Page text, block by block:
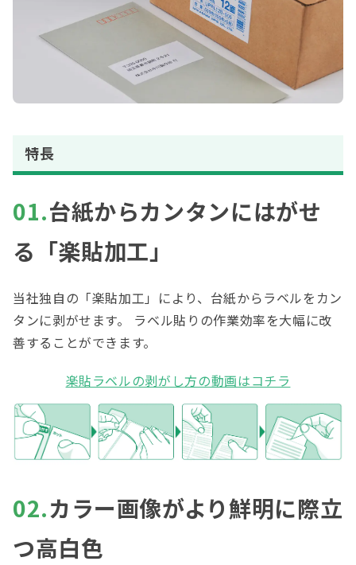
特長
01.台紙からカンタンにはがせ
る「楽貼加工」
当社独自の「楽貼加工」により、台紙からラベルをカン
タンに剥がせます。 ラベル貼りの作業効率を大幅に改
善することができます。
楽貼ラベルの剥がし方の動画はコチラ
02.カラー画像がより鮮明に際立
つ高白色